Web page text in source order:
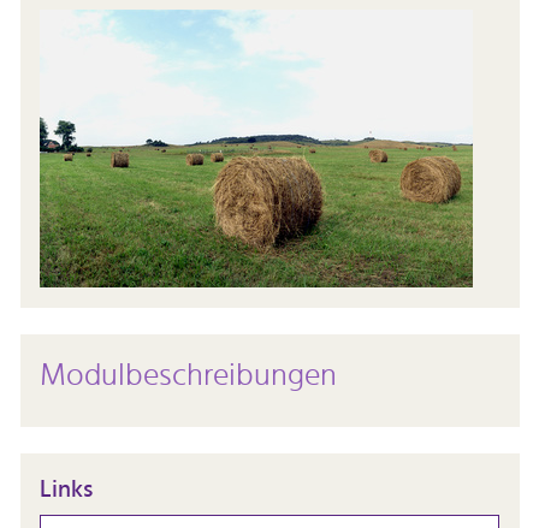
Modulbeschreibungen
Links